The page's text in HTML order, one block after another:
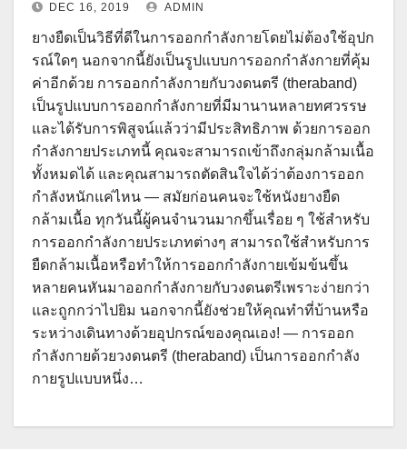
DEC 16, 2019 ADMIN
ยางยืดเป็นวิธีที่ดีในการออกกำลังกายโดยไม่ต้องใช้อุปก
รณ์ใดๆ นอกจากนี้ยังเป็นรูปแบบการออกกำลังกายที่คุ้ม
ค่าอีกด้วย การออกกำลังกายกับวงดนตรี (theraband)
เป็นรูปแบบการออกกำลังกายที่มีมานานหลายทศวรรษ
และได้รับการพิสูจน์แล้วว่ามีประสิทธิภาพ ด้วยการออก
กำลังกายประเภทนี้ คุณจะสามารถเข้าถึงกลุ่มกล้ามเนื้อ
ทั้งหมดได้ และคุณสามารถตัดสินใจได้ว่าต้องการออก
กำลังหนักแค่ไหน — สมัยก่อนคนจะใช้หนังยางยืด
กล้ามเนื้อ ทุกวันนี้ผู้คนจำนวนมากขึ้นเรื่อย ๆ ใช้สำหรับ
การออกกำลังกายประเภทต่างๆ สามารถใช้สำหรับการ
ยืดกล้ามเนื้อหรือทำให้การออกกำลังกายเข้มข้นขึ้น
หลายคนหันมาออกกำลังกายกับวงดนตรีเพราะง่ายกว่า
และถูกกว่าไปยิม นอกจากนี้ยังช่วยให้คุณทำที่บ้านหรือ
ระหว่างเดินทางด้วยอุปกรณ์ของคุณเอง! — การออก
กำลังกายด้วยวงดนตรี (theraband) เป็นการออกกำลัง
กายรูปแบบหนึ่ง…